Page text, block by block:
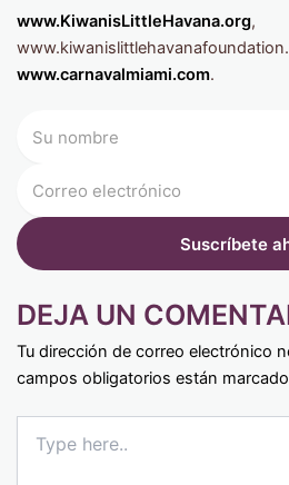
www.KiwanisLittleHavana.org,
www.carnavalmiami.com.
DEJA UN
Tu dirección de correo electrónico
campos obligatorios están
here..